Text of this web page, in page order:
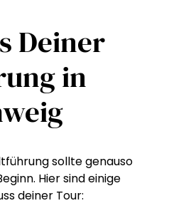
Deiner
in
sollte genauso
Hier sind einige
deiner Tour: